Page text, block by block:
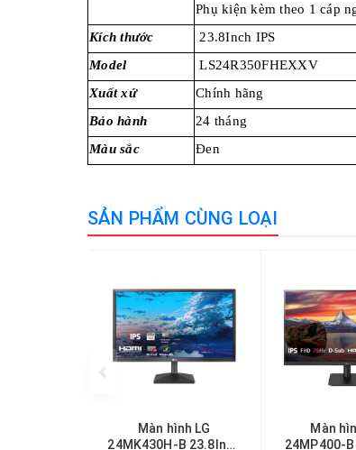
Phụ kiện kèm theo 1 cáp
Kích thước
23.8Inch IPS
Model
LS24R350FHEXXV
Xuất xứ
Chính hãng
Bảo hành
24 tháng
Màu sắc
Đen
SẢN PHẨM CÙNG LOẠI
Màn hình LG
24MK430H-B 23.8Inch
Màn
24MP400-